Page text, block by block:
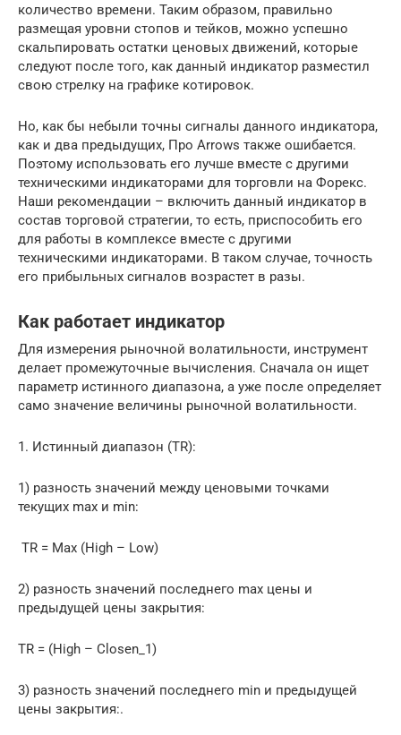
количество времени. Таким образом, правильно
размещая уровни стопов и тейков, можно успешно
скальпировать остатки ценовых движений, которые
следуют после того, как данный индикатор разместил
свою стрелку на графике котировок.
Но, как бы небыли точны сигналы данного индикатора,
как и два предыдущих, Про Arrows также ошибается.
Поэтому использовать его лучше вместе с другими
техническими индикаторами для торговли на Форекс.
Наши рекомендации – включить данный индикатор в
состав торговой стратегии, то есть, приспособить его
для работы в комплексе вместе с другими
техническими индикаторами. В таком случае, точность
его прибыльных сигналов возрастет в разы.
Как работает индикатор
Для измерения рыночной волатильности, инструмент
делает промежуточные вычисления. Сначала он ищет
параметр истинного диапазона, а уже после определяет
само значение величины рыночной волатильности.
1. Истинный диапазон (TR):
1) разность значений между ценовыми точками
текущих max и min:
TR = Мах (High – Low)
2) разность значений последнего max цены и
предыдущей цены закрытия:
TR = (High – Closen_1)
3) разность значений последнего min и предыдущей
цены закрытия:.